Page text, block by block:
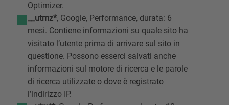
Optimizer.
__utmz*, Google, Performance, durata: 6
mesi. Contiene informazioni su quale sito ha
visitato l’utente prima di arrivare sul sito in
questione. Possono esserci salvati anche
informazioni sul motore di ricerca e le parole
di ricerca utilizzate o dove è registrato
l’indirizzo IP.